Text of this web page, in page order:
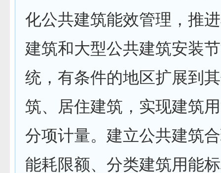
化公共建筑能效管理，推
建筑和大型公共建筑安装
统，有条件的地区扩展到
筑、居住建筑，实现建筑
分项计量。建立公共建筑
能耗限额、分类建筑用能